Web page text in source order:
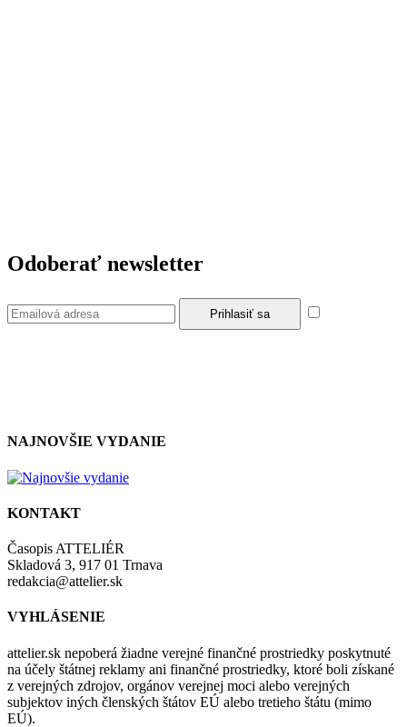
Odoberať newsletter
NAJNOVŠIE VYDANIE
KONTAKT
Časopis ATTELIÉR
Skladová 3, 917 01 Trnava
redakcia@attelier.sk
VYHLÁSENIE
attelier.sk nepoberá žiadne verejné finančné prostriedky poskytnuté
na účely štátnej reklamy ani finančné prostriedky, ktoré boli získané
z verejných zdrojov, orgánov verejnej moci alebo verejných
subjektov iných členských štátov EÚ alebo tretieho štátu (mimo
EÚ).